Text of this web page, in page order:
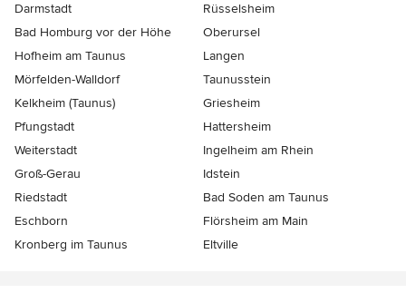
Darmstadt
Rüsselsheim
Bad Homburg vor der Höhe
Oberursel
Hofheim am Taunus
Langen
Mörfelden-Walldorf
Taunusstein
Kelkheim (Taunus)
Griesheim
Pfungstadt
Hattersheim
Weiterstadt
Ingelheim am Rhein
Groß-Gerau
Idstein
Riedstadt
Bad Soden am Taunus
Eschborn
Flörsheim am Main
Kronberg im Taunus
Eltville